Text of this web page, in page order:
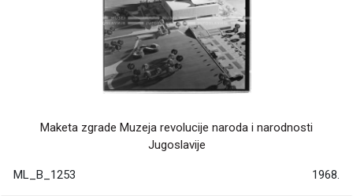
Maketa zgrade Muzeja revolucije naroda i narodnosti
Jugoslavije
ML_B_1253 1968.